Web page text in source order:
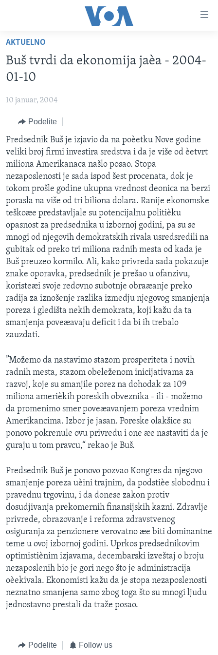
glavni
sadržaj
Idi
na
glavnu
navigaciju
pretragu
BALKAN
GLOBALNE TEME
EKONOMIJA
NAUKA I TEHNOLOGIJA
MEDICINA
KULTURA
DRUŠTVO
SPORT
INTERVJU
OTVORENI STUDIO
IZ AMERIKE
PRATITE NAS
Jezici
AKTUELNO
Buš tvrdi da ekonomija jaèa - 2004-
01-10
10 januar, 2004
Podelite
Predsednik Buš je izjavio da na poèetku Nove godine
veliki broj firmi investira sredstva i da je više od èetvrt
miliona Amerikanaca našlo posao. Stopa
nezaposlenosti je sada ispod šest procenata, dok je
tokom prošle godine ukupna vrednost deonica na berzi
porasla na više od tri biliona dolara. Ranije ekonomske
teškoæe predstavljale su potencijalnu politièku
opasnost za predsednika u izbornoj godini, pa su se
mnogi od njegovih demokratskih rivala usredsredili na
gubitak od preko tri miliona radnih mesta od kada je
Buš preuzeo kormilo. Ali, kako privreda sada pokazuje
znake oporavka, predsednik je prešao u ofanzivu,
koristeæi svoje redovno subotnje obraæanje preko
radija za iznošenje razlika izmedju njegovog smanjenja
poreza i gledišta nekih demokrata, koji kažu da ta
smanjenja poveæavaju deficit i da bi ih trebalo
zauzdati.
”Možemo da nastavimo stazom prosperiteta i novih
radnih mesta, stazom obeleženom inicijativama za
razvoj, koje su smanjile porez na dohodak za 109
miliona amerièkih poreskih obveznika - ili - možemo
da promenimo smer poveæavanjem poreza vrednim
Amerikancima. Izbor je jasan. Poreske olakšice su
ponovo pokrenule ovu privredu i one æe nastaviti da je
guraju u tom pravcu,“ rekao je Buš.
Predsednik Buš je ponovo pozvao Kongres da njegovo
smanjenje poreza uèini trajnim, da podstièe slobodnu i
pravednu trgovinu, i da donese zakon protiv
dosudjivanja prekomernih finansijskih kazni. Zdravlje
privrede, obrazovanje i reforma zdravstvenog
osiguranja za penzionere verovatno æe biti dominantne
teme u ovoj izbornoj godini. Uprkos predsednikovim
optimistiènim izjavama, decembarski izveštaj o broju
nezaposlenih bio je gori nego što je administracija
oèekivala. Ekonomisti kažu da je stopa nezaposlenosti
neznatno smanjena samo zbog toga što su mnogi ljudu
jednostavno prestali da traže posao.
Podelite Follow us